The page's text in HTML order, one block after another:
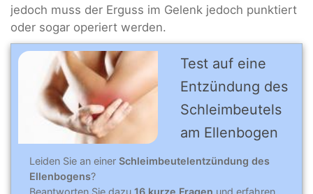
jedoch muss der Erguss im Gelenk jedoch punktiert
oder sogar operiert werden.
Test auf eine
Ent­zün­dung des
Schleim­beu­tels
am Ellen­bo­gen
Leiden Sie an einer Schleimbeutelentzündung des
Ellenbogens?
Beantworten Sie dazu 16 kurze Fragen und erfahren